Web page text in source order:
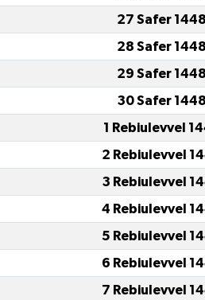
27 Safer 1448
28 Safer 1448
29 Safer 1448
30 Safer 1448
1 Rebiulevvel
2 Rebiulevvel
3 Rebiulevvel
4 Rebiulevvel
5 Rebiulevvel
6 Rebiulevvel
7 Rebiulevvel